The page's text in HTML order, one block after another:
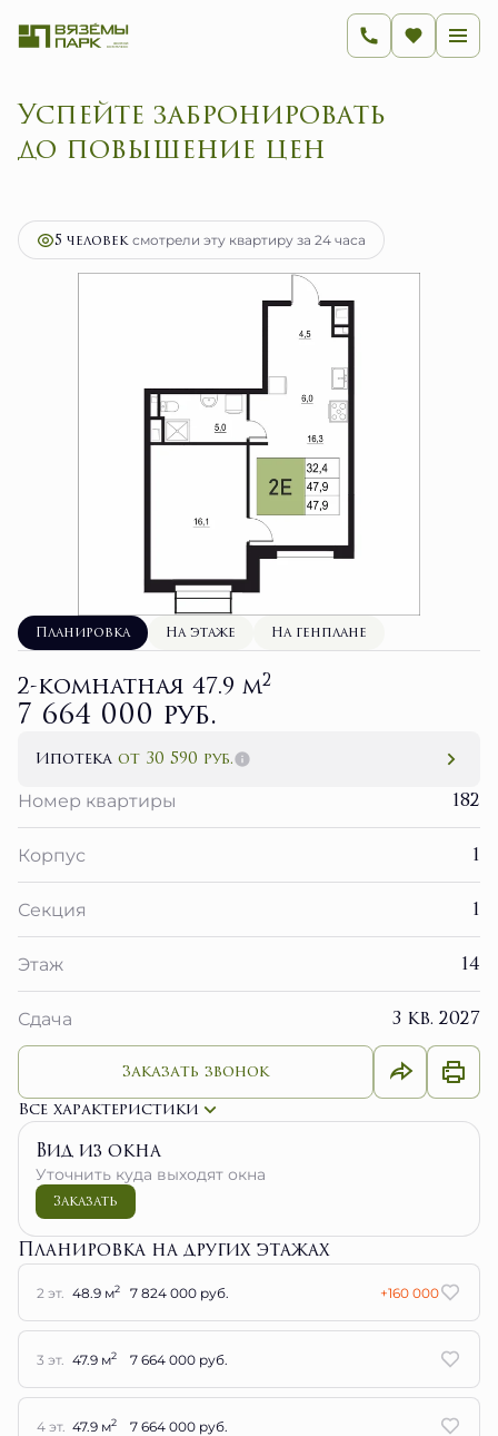
Успейте забронировать
до повышение цен
2-комнатная47.9 м2
5 человексмотрели эту квартиру за 24 часа
Планировка На этаже На генплане
2-комнатная 47.9 м2
7 664 000 руб.
Ипотека от 30 590 руб.
Номер квартиры
182
Корпус 1
Секция 1
Этаж 14
Сдача 3 кв. 2027
Заказать звонок
Все характеристики
Вид из окна
Уточнить куда выходят окна
Заказать
Планировка на других этажах
2 эт. 48.9 м2 7 824 000 руб. +160 000
3 эт. 47.9 м2 7 664 000 руб.
4 эт. 47.9 м2 7 664 000 руб.